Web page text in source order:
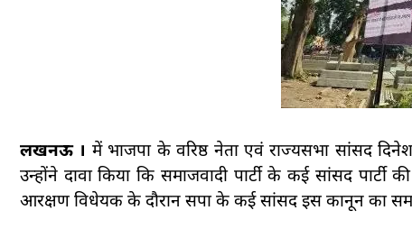
लखनऊ । में भाजपा के वरिष्ठ नेता एवं राज्यसभा सांसद
उन्होंने दावा किया कि समाजवादी पार्टी के कई सांसद
आरक्षण विधेयक के दौरान सपा के कई सांसद इस कानून का